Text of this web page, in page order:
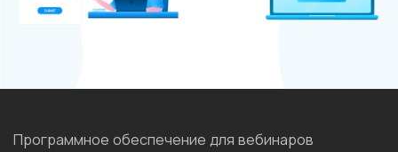
Программное обеспечение для вебинаров